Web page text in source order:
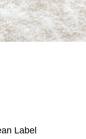
Label